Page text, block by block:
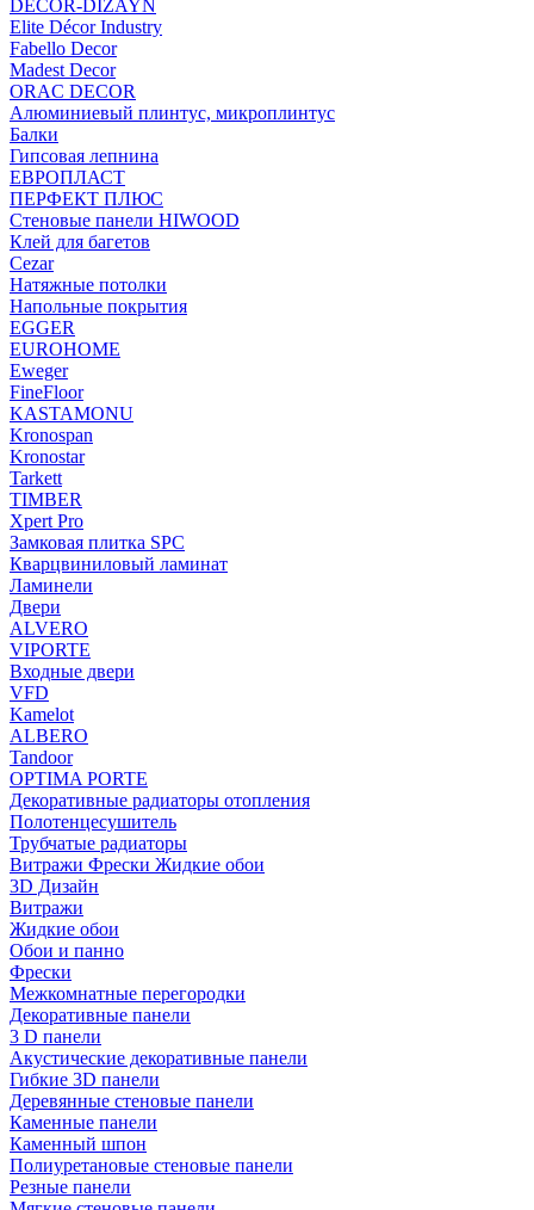
DECOR-DIZAYN
Elite Décor Industry
Fabello Decor
Madest Decor
ORAC DECOR
Алюминиевый плинтус, микроплинтус
Балки
Гипсовая лепнина
ЕВРОПЛАСТ
ПЕРФЕКТ ПЛЮС
Стеновые панели HIWOOD
Клей для багетов
Cezar
Натяжные потолки
Напольные покрытия
EGGER
EUROHOME
Eweger
FineFloor
KASTAMONU
Kronospan
Kronostar
Tarkett
TIMBER
Xpert Pro
Замковая плитка SPC
Кварцвиниловый ламинат
Ламинели
Двери
ALVERO
VIPORTE
Входные двери
VFD
Kamelot
ALBERO
Tandoor
OPTIMA PORTE
Декоративные радиаторы отопления
Полотенцесушитель
Трубчатые радиаторы
Витражи Фрески Жидкие обои
3D Дизайн
Витражи
Жидкие обои
Обои и панно
Фрески
Межкомнатные перегородки
Декоративные панели
3 D панели
Акустические декоративные панели
Гибкие 3D панели
Деревянные стеновые панели
Каменные панели
Каменный шпон
Полиуретановые стеновые панели
Резные панели